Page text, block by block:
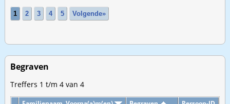
1 2 3 4 5 Volgende»
Begraven
Treffers 1 t/m 4 van 4